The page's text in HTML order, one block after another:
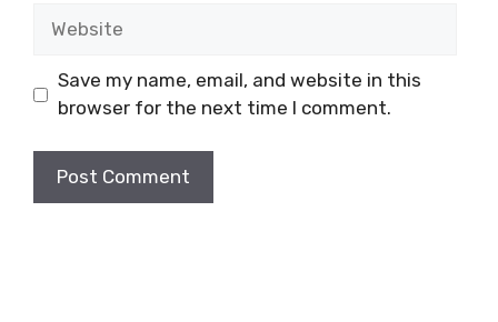
Save my name, email, and website in this
browser for the next time I comment.